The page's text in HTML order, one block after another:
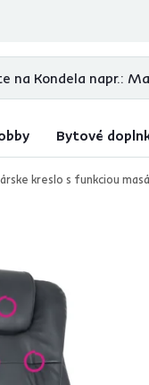
recenzií
Bytové
kreslo s funkciou